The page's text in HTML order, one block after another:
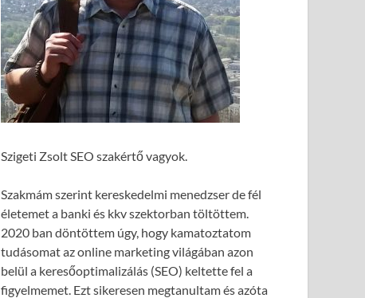
Szigeti Zsolt SEO szakértő vagyok.
Szakmám szerint kereskedelmi menedzser de fél
életemet a banki és kkv szektorban töltöttem.
2020 ban döntöttem úgy, hogy kamatoztatom
tudásomat az online marketing világában azon
belül a keresőoptimalizálás (SEO) keltette fel a
figyelmemet. Ezt sikeresen megtanultam és azóta